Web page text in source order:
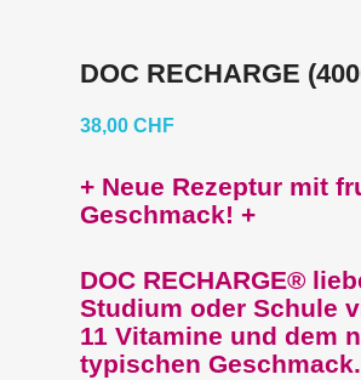
DOC RECHARGE
38,00 CHF
+ Neue Rezeptur mit
Geschmack! +
DOC RECHARGE®
Studium oder Schule
11 Vitamine und dem
typischen Geschmack.